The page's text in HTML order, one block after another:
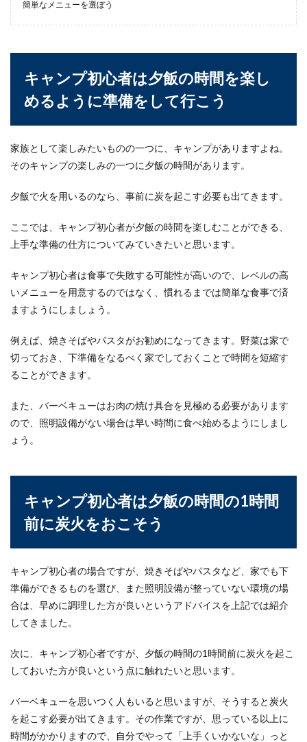
簡単なメニューを選ぼう
キャンプ初心者は夕飯の時間を楽し
めるように準備をして行こう
家族として楽しみたいものの一つに、キャンプがありますよね。
そのキャンプの楽しみの一つに夕飯の時間があります。
夕飯で火を用いるのなら、事前に炭を起こす必要も出てきます。
ここでは、キャンプ初心者が夕飯の時間を楽しむことができる、
上手な準備の仕方についてみていきたいと思います。
キャンプ初心者は食事で失敗する可能性が高いので、レベルの高
いメニューを用意するのではなく、慣れるまでは簡単な食事で済
ますようにしましょう。
例えば、焼きそばやパスタがお勧めになってきます。野菜は家で
切っておき、下準備をなるべく家でしておくことで時間を短縮す
ることができます。
また、バーベキューはお肉の焼け具合を見極める必要があります
ので、照明設備がない場合は早い時間に食べ始めるようにしまし
ょう。
キャンプ初心者は夕飯の時間の1時間
前に炭火をおこそう
キャンプ初心者の場合ですが、焼きそばやパスタなど、家でも下
準備ができるものを選び、また照明設備が整っていない環境の場
合は、早めに調理した方が良いというアドバイスを上記では紹介
してきました。
次に、キャンプ初心者ですが、夕飯の時間の1時間前に炭火を起こ
しておいた方が良いという点に触れたいと思います。
バーベキューを思いつく人もいると思いますが、そうすると炭火
を起こす必要が出てきます。その作業ですが、思っている以上に
時間がかかりますので、自分でやって「上手くいかないな」っと